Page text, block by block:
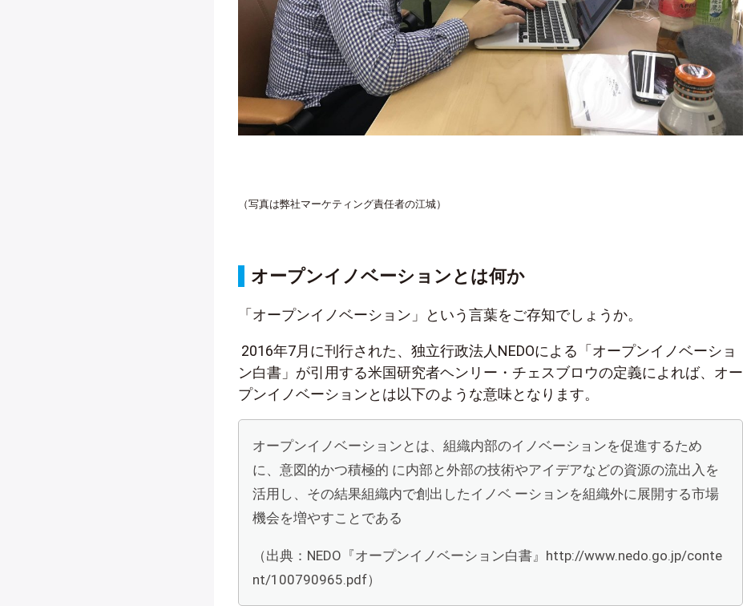
（写真は弊社マーケティング責任者の江城）
オープンイノベーションとは何か
「オープンイノベーション」という言葉をご存知でしょうか。
2016年7月に刊行された、独立行政法人NEDOによる「オープンイノベーショ
ン白書」が引用する米国研究者ヘンリー・チェスブロウの定義によれば、オー
プンイノベーションとは以下のような意味となります。
オープンイノベーションとは、組織内部のイノベーションを促進するため
に、意図的かつ積極的 に内部と外部の技術やアイデアなどの資源の流出入を
活用し、その結果組織内で創出したイノベ ーションを組織外に展開する市場
機会を増やすことである
（出典：NEDO『オープンイノベーション白書』http://www.nedo.go.jp/conte
nt/100790965.pdf）